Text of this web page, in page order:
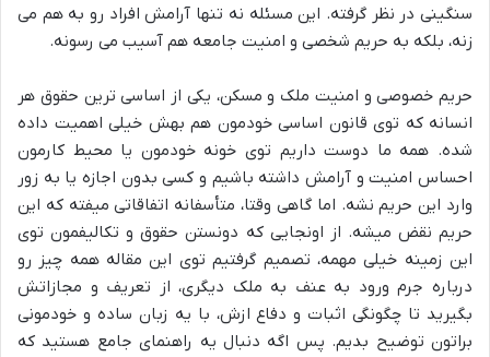
سنگینی در نظر گرفته. این مسئله نه تنها آرامش افراد رو به هم می
زنه، بلکه به حریم شخصی و امنیت جامعه هم آسیب می رسونه.
حریم خصوصی و امنیت ملک و مسکن، یکی از اساسی ترین حقوق هر
انسانه که توی قانون اساسی خودمون هم بهش خیلی اهمیت داده
شده. همه ما دوست داریم توی خونه خودمون یا محیط کارمون
احساس امنیت و آرامش داشته باشیم و کسی بدون اجازه یا به زور
وارد این حریم نشه. اما گاهی وقتا، متأسفانه اتفاقاتی میفته که این
حریم نقض میشه. از اونجایی که دونستن حقوق و تکالیفمون توی
این زمینه خیلی مهمه، تصمیم گرفتیم توی این مقاله همه چیز رو
درباره جرم ورود به عنف به ملک دیگری، از تعریف و مجازاتش
بگیرید تا چگونگی اثبات و دفاع ازش، با یه زبان ساده و خودمونی
براتون توضیح بدیم. پس اگه دنبال یه راهنمای جامع هستید که